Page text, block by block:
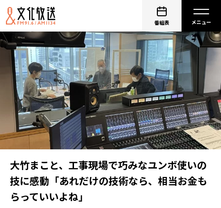
番組表
大竹まこと、工事現場で巧みなユンボ使いの
技に感動「あれだけの技術なら、相当お金も
らっていいよね」